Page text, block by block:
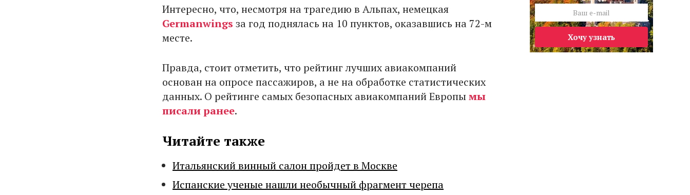
Интересно, что, несмотря на трагедию в Альпах, немецкая
Germanwings за год поднялась на 10 пунктов, оказавшись на 72-м
месте.
Правда, стоит отметить, что рейтинг лучших авиакомпаний
основан на опросе пассажиров, а не на обработке статистических
данных. О рейтинге самых безопасных авиакомпаний Европымы
писали ранее.
Читайте также
Итальянский винный салон пройдет в Москве
Испанские ученые нашли необычный фрагмент черепа
Хочу узнать